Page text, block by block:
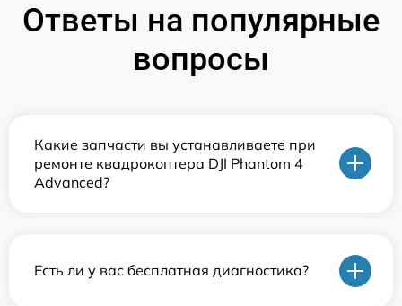
Ответы на популярные
вопросы
Какие запчасти вы устанавливаете при
ремонте квадрокоптера DJI Phantom 4
Advanced?
Есть ли у вас бесплатная диагностика?